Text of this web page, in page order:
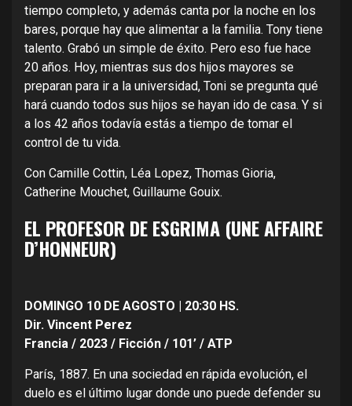
tiempo completo, y además canta por la noche en los
bares, porque hay que alimentar a la familia. Tony tiene
talento. Grabó un simple de éxito. Pero eso fue hace
20 años. Hoy, mientras sus dos hijos mayores se
preparan para ir a la universidad, Toni se pregunta qué
hará cuando todos sus hijos se hayan ido de casa. Y si
a los 42 años todavía estás a tiempo de tomar el
control de tu vida.
Con Camille Cottin, Léa Lopez, Thomas Gioria,
Catherine Mouchet, Guillaume Gouix.
EL PROFESOR DE ESGRIMA (UNE AFFAIRE
D’HONNEUR)
DOMINGO 10 DE AGOSTO | 20:30 HS.
Dir. Vincent Perez
Francia / 2023 / Ficción / 101’ / ATP
París, 1887. En una sociedad en rápida evolución, el
duelo es el último lugar donde uno puede defender su